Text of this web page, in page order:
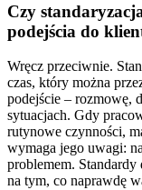
Czy
podejścia do
Wręcz przeciwnie.
czas, który można
podejście – rozmowę,
sytuacjach. Gdy
rutynowe czynności,
wymaga jego uwagi:
problemem. Standardy
na tym, co naprawdę